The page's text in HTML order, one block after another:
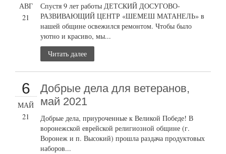
АВГ
21
Спустя 9 лет работы ДЕТСКИЙ ДОСУГОВО-
РАЗВИВАЮЩИЙ ЦЕНТР «ШЕМЕШ МАТАНЕЛЬ» в
нашей общине освежился ремонтом. Чтобы было
уютно и красиво, мы...
Читать далее
6
МАЙ
21
Добрые дела для ветеранов,
май 2021
Добрые дела, приуроченные к Великой Победе! В
воронежской еврейской религиозной общине (г.
Воронеж и п. Высокий) прошла раздача продуктовых
наборов...